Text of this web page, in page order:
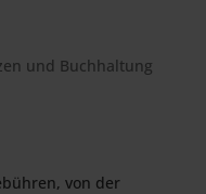
und Buchhaltung
von der